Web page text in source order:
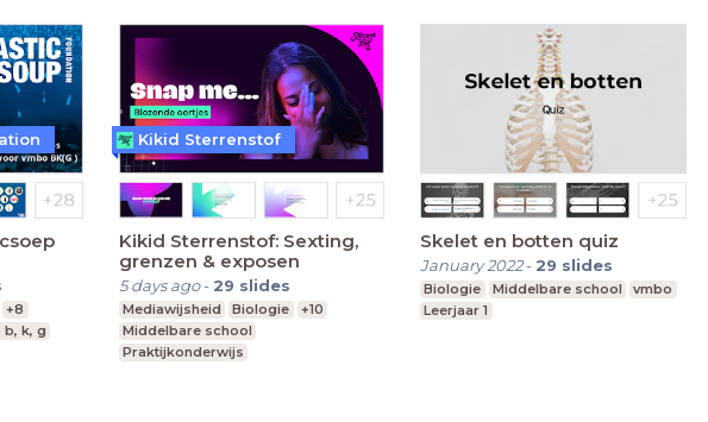
+8
b, k, g
Kikid Sterrenstof: Sexting,
grenzen & exposen
5 days ago- 29 slides
Mediawijsheid Biologie
+10
Middelbare school
Praktijkonderwijs
Kikid Sterrenstof
Skelet en botten quiz
January 2022- 29 slides
Biologie Middelbare school
vmbo
Leerjaar 1